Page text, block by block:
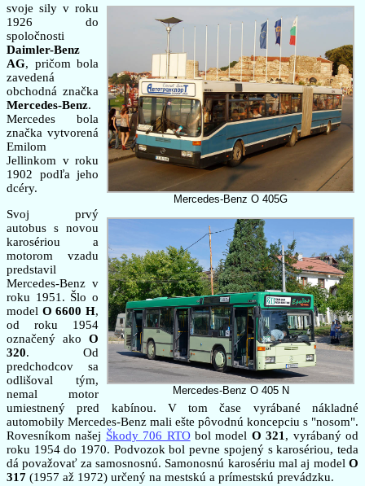
Mercedes-Benz O 405G
Mercedes-Benz O 405 N
svoje sily v roku
1926 do
spoločnosti
Daimler-Benz
AG, pričom bola
zavedená
obchodná značka
Mercedes-Benz.
Mercedes bola
značka vytvorená
Emilom
Jellinkom v roku
1902 podľa jeho
dcéry.
Svoj prvý
autobus s novou
karosériou a
motorom vzadu
predstavil
Mercedes-Benz v
roku 1951. Šlo o
model O 6600 H,
od roku 1954
označený ako O
320. Od
predchodcov sa
odlišoval tým,
nemal motor
umiestnený pred kabínou. V tom čase vyrábané nákladné
automobily Mercedes-Benz mali ešte pôvodnú koncepciu s "nosom".
Rovesníkom našej Škody 706 RTObol model O 321 , vyrábaný od
roku 1954 do 1970. Podvozok bol pevne spojený s karosériou, teda
dá považovať za samosnosnú. Samonosnú karosériu mal aj model O
317 (1957 až 1972) určený na mestskú a prímestskú prevádzku.